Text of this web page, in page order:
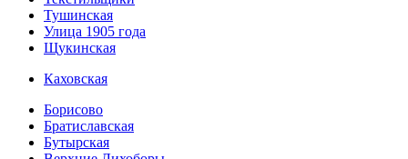
Тушинская
Улица 1905 года
Щукинская
Каховская
Борисово
Братиславская
Бутырская